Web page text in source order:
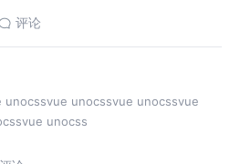
评论
unocssvue unocssvue
unocss